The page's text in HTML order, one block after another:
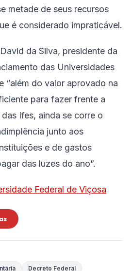
metade de seus recursos
é considerado impraticável.
da Silva, presidente da
das Universidades
“além do valor aprovado na
para fazer frente a
Ifes, ainda se corre o
junto aos
e de gastos
das luzes do ano”.
Federal de Viçosa
Decreto Federal